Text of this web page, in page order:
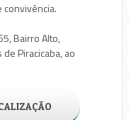
convivência.
Bairro Alto,
Piracicaba, ao